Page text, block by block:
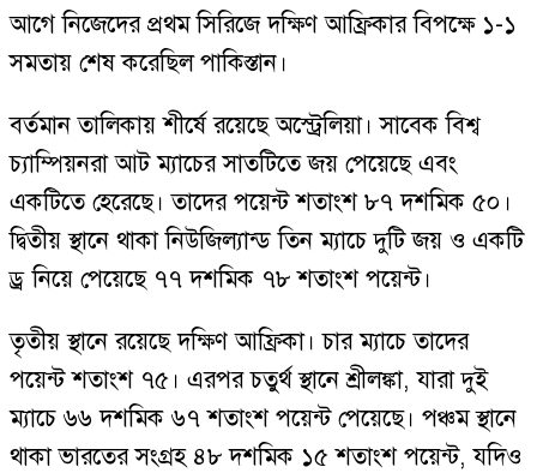
আগে নিজেদের প্রথম সিরিজে দক্ষিণ আফ্রিকার বিপক্ষে ১-১
সমতায় শেষ করেছিল পাকিস্তান।
বর্তমান তালিকায় শীর্ষে রয়েছে অস্ট্রেলিয়া। সাবেক বিশ্ব
চ্যাম্পিয়নরা আট ম্যাচের সাতটিতে জয় পেয়েছে এবং
একটিতে হেরেছে। তাদের পয়েন্ট শতাংশ ৮৭ দশমিক ৫০।
দ্বিতীয় স্থানে থাকা নিউজিল্যান্ড তিন ম্যাচে দুটি জয় ও একটি
ড্র নিয়ে পেয়েছে ৭৭ দশমিক ৭৮ শতাংশ পয়েন্ট।
তৃতীয় স্থানে রয়েছে দক্ষিণ আফ্রিকা। চার ম্যাচে তাদের
পয়েন্ট শতাংশ ৭৫। এরপর চতুর্থ স্থানে শ্রীলঙ্কা, যারা দুই
ম্যাচে ৬৬ দশমিক ৬৭ শতাংশ পয়েন্ট পেয়েছে। পঞ্চম স্থানে
থাকা ভারতের সংগ্রহ ৪৮ দশমিক ১৫ শতাংশ পয়েন্ট, যদিও